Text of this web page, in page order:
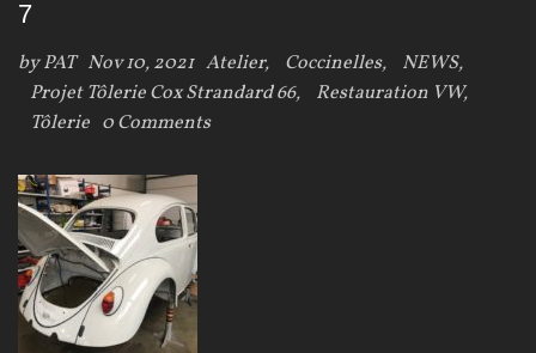
7
byPAT Nov 10, 2021 Atelier, Coccinelles, NEWS,
Projet Tôlerie Cox Strandard 66, Restauration VW,
Tôlerie 0 Comments